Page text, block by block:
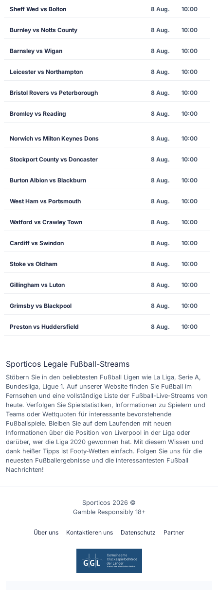
Sheff Wed vs Bolton 8 Aug. 10:00
Burnley vs Notts County 8 Aug. 10:00
Barnsley vs Wigan 8 Aug. 10:00
Leicester vs Northampton 8 Aug. 10:00
Bristol Rovers vs Peterborough 8 Aug. 10:00
Bromley vs Reading 8 Aug. 10:00
Norwich vs Milton Keynes Dons 8 Aug. 10:00
Stockport County vs Doncaster 8 Aug. 10:00
Burton Albion vs Blackburn 8 Aug. 10:00
West Ham vs Portsmouth 8 Aug. 10:00
Watford vs Crawley Town 8 Aug. 10:00
Cardiff vs Swindon 8 Aug. 10:00
Stoke vs Oldham 8 Aug. 10:00
Gillingham vs Luton 8 Aug. 10:00
Grimsby vs Blackpool 8 Aug. 10:00
Preston vs Huddersfield 8 Aug. 10:00
Sporticos Legale Fußball-Streams
Stöbern Sie in den beliebtesten Fußball Ligen wie La Liga, Serie A,
Bundesliga, Ligue 1. Auf unserer Website finden Sie Fußball im
Fernsehen und eine vollständige Liste der Fußball-Live-Streams von
heute. Verfolgen Sie Spielstatistiken, Informationen zu Spielern und
Teams oder Wettquoten für interessante bevorstehende
Fußballspiele. Bleiben Sie auf dem Laufenden mit neuen
Informationen über die Position von Liverpool in der Liga oder
darüber, wer die Liga 2020 gewonnen hat. Mit diesem Wissen und
dank heißer Tipps ist Footy-Wetten einfach. Folgen Sie uns für die
neuesten Fußballergebnisse und die interessantesten Fußball
Nachrichten!
Sporticos 2026 ©
Gamble Responsibly 18+
Über uns Kontaktieren uns Datenschutz Partner